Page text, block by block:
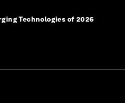
Technologies of 2026